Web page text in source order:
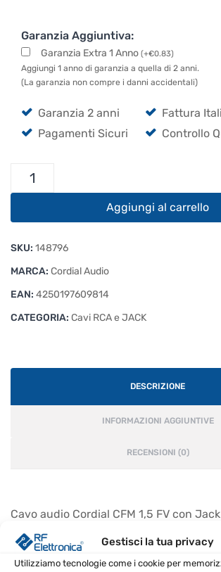
Gestisci la tua privacy
Utilizziamo tecnologie come i cookie per
Garanzia Aggiuntiva:
Garanzia Extra 1 Anno (+€0.83)
Aggiungi 1 anno di garanzia a quella di 2 anni.
(La garanzia non compre i danni accidentali)
Garanzia 2 anni
Fattura
Pagamenti Sicuri
Controllo
Cordial
FV
Aggiungi al carrello
SKU: 148796
MARCA: Cordial Audio
EAN: 4250197609814
CATEGORIA: Cavi RCA e JACK
DESCRIZIONE
INFORMAZIONI AGGIUNTIVE
RECENSIONI (0)
Cavo audio Cordial CFM 1,5 FV con
bilanciato su XLR femmina.
CARATTERISTICHE PRINCIPALI